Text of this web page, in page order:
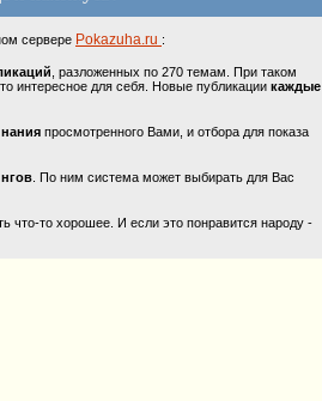
сервере Pokazuha.ru :
, разложенных по 270 темам. При таком
интересное для себя. Новые публикации каждые
просмотренного Вами, и отбора для показа
. По ним система может выбирать для Вас
что-то хорошее. И если это понравится народу -